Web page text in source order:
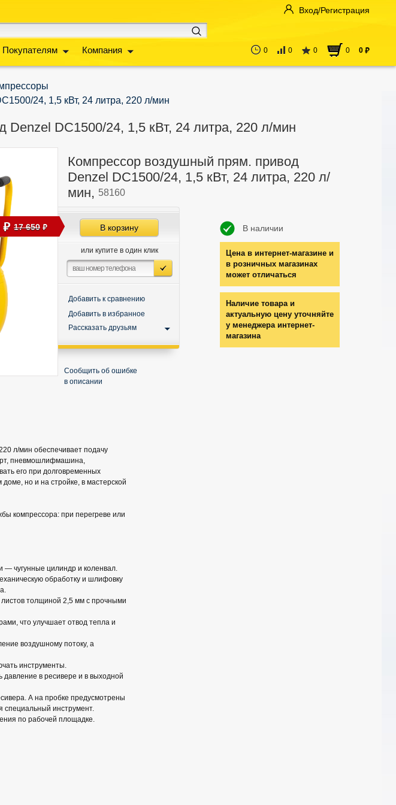
Покупателям Компания
Вход/Регистрация
0 0 0 0 0 руб
24, 1,5 кВт, 24 литра, 220 л/мин
DC1500/24, 1,5 кВт, 24 литра, 220 л/мин
Компрессор воздушный прям. привод
Denzel DC1500/24, 1,5 кВт, 24 литра, 220 л/
мин, 58160
В наличии
Цена в интернет-магазине и
в розничных магазинах
может отличаться
Наличие товара и
актуальную цену уточняйте
у менеджера интернет-
магазина
В корзину
или купите в один клик
Добавить к сравнению
Добавить в избранное
Рассказать друзьям
Сообщить об ошибке
в описании
руб 17 650 руб
л/мин обеспечивает подачу
пневмошлифмашина,
его при долговременных
но и на стройке, в мастерской
компрессора: при перегреве или
— чугунные цилиндр и коленвал.
обработку и шлифовку
толщиной 2,5 мм с прочными
что улучшает отвод тепла и
воздушному потоку, а
инструменты.
в ресивере и в выходной
А на пробке предусмотрены
специальный инструмент.
по рабочей площадке.